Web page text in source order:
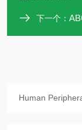
下一个：